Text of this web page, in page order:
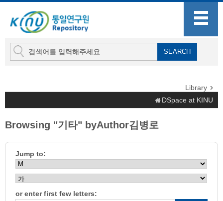
Library
DSpace at KINU
Browsing "기타" byAuthor김병로
Jump to:
or enter first few letters: